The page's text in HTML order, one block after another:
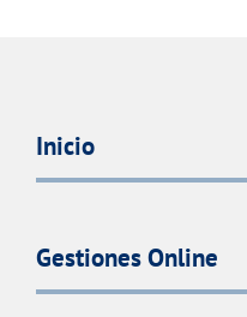
Inicio
Gestiones Online